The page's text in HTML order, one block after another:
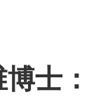
士：